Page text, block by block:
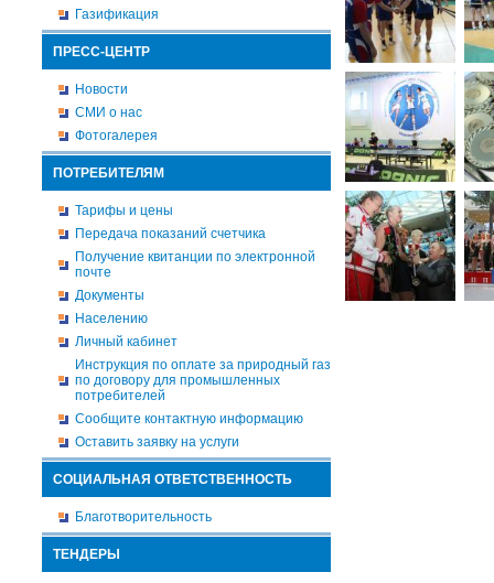
Газификация
ПРЕСС-ЦЕНТР
Новости
СМИ о нас
Фотогалерея
ПОТРЕБИТЕЛЯМ
Тарифы и цены
Передача показаний счетчика
Получение квитанции по электронной
почте
Документы
Населению
Личный кабинет
Инструкция по оплате за природный газ
по договору для промышленных
потребителей
Сообщите контактную информацию
Оставить заявку на услуги
СОЦИАЛЬНАЯ ОТВЕТСТВЕННОСТЬ
Благотворительность
ТЕНДЕРЫ